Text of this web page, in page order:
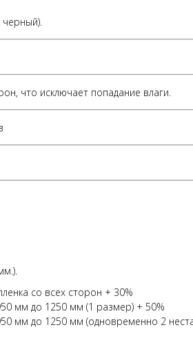
что исключает попадание влаги.
со всех сторон + 30%
мм до 1250 мм (1 размер) + 50%
мм до 1250 мм (одновременно 2